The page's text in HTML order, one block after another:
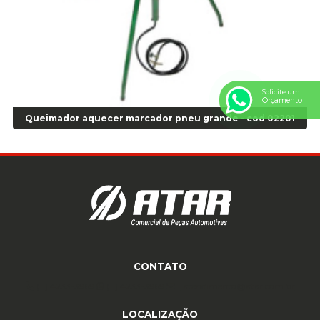
Anel de vedação Jumbo OR-224 TG - Cod: 03749
Anel de vedação Jumbo OR-449 Cod: 03752
Anel p/ montagem de pneu s/cam aro 22,5 - Cod 00166
Anel para Montagem do Pneu Sem Câmara Aro 24,5 - Cod 02935
Anel para Vedação OR 25 - Cod 01766
Anel para Vedação OR 325 - Cod 03390
Anel para Vedação OR 325 Nacional -Cod 01768
Anel para Vedação OR 335 Importado - Cod 01771
Anel para Vedação OR 339 - Cod 01772
Anel para Vedação OR 88 - Cod 01767
Queimador aquecer marcador pneu grande - cod 02201
CONTATO
LOCALIZAÇÃO
Solicite um
Orçamento